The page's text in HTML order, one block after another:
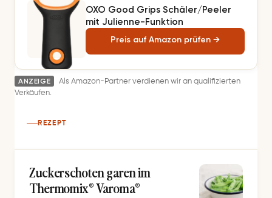
OXO Good Grips Schäler/Peeler
mit Julienne-Funktion
Preis auf Amazon prüfen →
ANZEIGE
Als Amazon-Partner verdienen wir an qualifizierten
Verkäufen.
REZEPT
Zu­cker­scho­ten ga­ren im
Thermomix® Varoma®